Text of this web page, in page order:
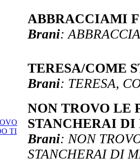
ABBRACCIAMI
Brani:
TERESA/COME
Brani: TERESA,
NON TROVO LE
STANCHERAI
Brani: NON
STANCHERAI DI